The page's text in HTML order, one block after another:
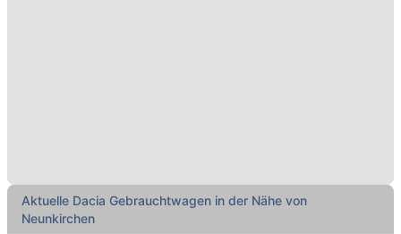
Aktuelle Dacia Gebrauchtwagen in der Nähe von
Neunkirchen